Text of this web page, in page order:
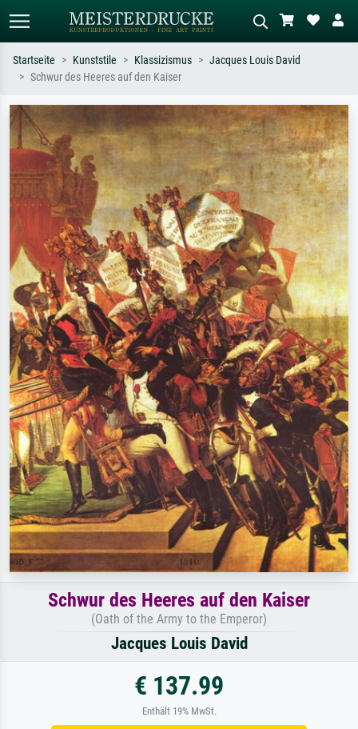
Suchen Sie nach Künstlern, Werktiteln
oder Stilen – z.B. Monet,
Sternennacht, Impressionismus, Welle
Hokusai, Akt.
Beschreiben Sie die Szene – z.B. Grüne
Wiese, Abstrakt mit viel Rot, Dunkles
Ölgemälde, Stehender Akt neben einem
Baum.
Startseite Kunststile Klassizismus
Jacques Louis David
Schwur des Heeres auf den Kaiser
Schwur des Heeres auf den Kaiser
(Oath of the Army to the Emperor)
Jacques Louis David
€ 137.99
Enthält 19% MwSt.